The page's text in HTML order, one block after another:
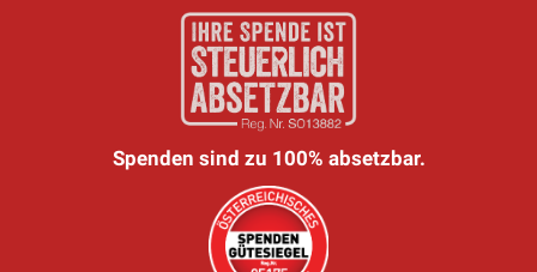
Spenden sind zu 100% absetzbar.